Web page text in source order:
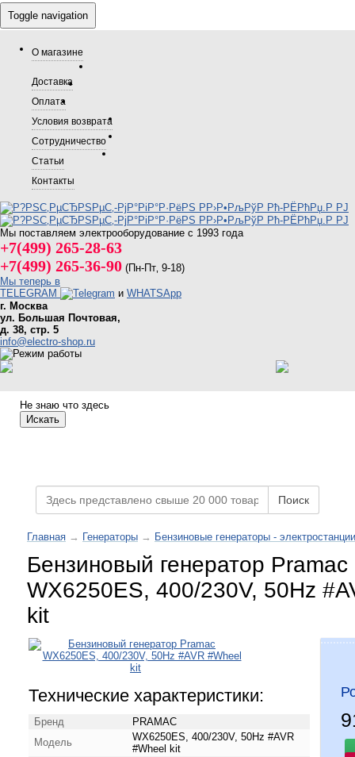
Toggle navigation
О магазине
Доставка
Оплата
Условия возврата
Сотрудничество
Статьи
Контакты
Мы поставляем электрооборудование с 1993 года
+7(499) 265-28-63
+7(499) 265-36-90 (Пн-Пт‚ 9-18)
Мы теперь в
TELEGRAM
и WHATSApp
г. Москва
ул. Большая Почтовая,
д. 38, стр. 5
info@electro-shop.ru
Не знаю что здесь
Искать
Поиск
Главная → Генераторы → Бензиновые генераторы - электростанции
Бензиновый генератор Pramac
WX6250ES, 400/230V, 50Hz
kit
Технические характеристики:
Бренд
PRAMAC
Модель
WX6250ES, 400/230V, 50Hz #AVR
#Wheel kit